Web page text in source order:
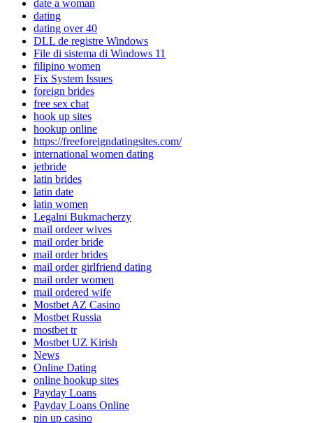
date a woman
dating
dating over 40
DLL de registre Windows
File di sistema di Windows 11
filipino women
Fix System Issues
foreign brides
free sex chat
hook up sites
hookup online
https://freeforeigndatingsites.com/
international women dating
jetbride
latin brides
latin date
latin women
Legalni Bukmacherzy
mail ordeer wives
mail order bride
mail order brides
mail order girlfriend dating
mail order women
mail ordered wife
Mostbet AZ Casino
Mostbet Russia
mostbet tr
Mostbet UZ Kirish
News
Online Dating
online hookup sites
Payday Loans
Payday Loans Online
pin up casino